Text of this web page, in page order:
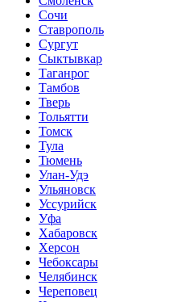
Сочи
Ставрополь
Сургут
Сыктывкар
Таганрог
Тамбов
Тверь
Тольятти
Томск
Тула
Тюмень
Улан-Удэ
Ульяновск
Уссурийск
Уфа
Хабаровск
Херсон
Чебоксары
Челябинск
Череповец